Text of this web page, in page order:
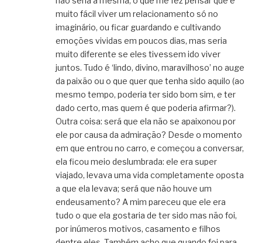
muito fácil viver um relacionamento só no
imaginário, ou ficar guardando e cultivando
emoções vividas em poucos dias, mas seria
muito diferente se eles tivessem ido viver
juntos. Tudo é ‘lindo, divino, maravilhoso’ no auge
da paixão ou o que quer que tenha sido aquilo (ao
mesmo tempo, poderia ter sido bom sim, e ter
dado certo, mas quem é que poderia afirmar?).
Outra coisa: será que ela não se apaixonou por
ele por causa da admiração? Desde o momento
em que entrou no carro, e começou a conversar,
ela ficou meio deslumbrada: ele era super
viajado, levava uma vida completamente oposta
a que ela levava; será que não houve um
endeusamento? A mim pareceu que ele era
tudo o que ela gostaria de ter sido mas não foi,
por inúmeros motivos, casamento e filhos